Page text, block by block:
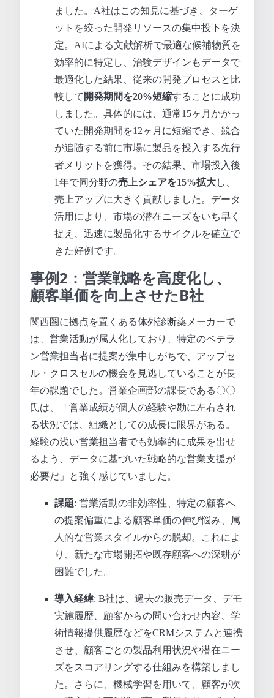
ました。A社はこの知見に基づき、ターゲ
ットを絞った開発リソースの集中投下を決
定。AIによる文献解析で最適な候補物質を
効率的に特定し、治験デザインもデータで
最適化した結果、従来の開発プロセスと比
較して 開発期間を20%短縮することに成功
しました。具体的には、通常15ヶ月かかっ
ていた開発期間を12ヶ月に短縮でき、競合
が追随する前に市場に製品を投入する先行
者メリットを獲得。その結果、市場投入後
1年で同分野の売上シェアを15%拡大し、
売上アップに大きく貢献しました。データ
活用により、市場の潜在ニーズをいち早く
捉え、迅速に製品化するサイクルを確立で
きた好例です。
事例2：営業戦略を高度化し、
顧客単価を向上させたB社
関西圏に拠点を置くある体外診断薬メーカーで
は、営業活動が属人化しており、特定のベテラ
ン営業担当者に提案が集中しがちで、アップセ
ル・クロスセルの機会を見逃していることが長
年の課題でした。営業企画部の課長である〇〇
氏は、「営業成績が個人の経験や勘に左右され
る状況では、組織としての成長に限界がある。
経験の浅い営業担当者でも効率的に成果を出せ
るよう、データに基づいた戦略的な営業支援が
必要だ」と強く感じていました。
課題: 営業活動の非効率性、特定の顧客へ
の提案偏重による顧客単価の伸び悩み、属
人的な営業スタイルからの脱却。これによ
り、新たな市場開拓や既存顧客への深耕が
困難でした。
導入経緯: B社は、過去の販売データ、デモ
実施履歴、顧客からの問い合わせ内容、学
術情報提供履歴などをCRMシステムと連携
させ、顧客ごとの製品利用状況や潜在ニー
ズをスコアリングする仕組みを構築しまし
た。さらに、機械学習を用いて、顧客が次